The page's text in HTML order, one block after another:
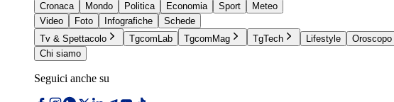
Cronaca
Mondo Politica Economia Sport
Meteo
Video
Foto Infografiche
Schede
Tv & Spettacolo
TgcomLab TgcomMag TgTech Lifestyle Oroscopo
Chi siamo
Seguici anche su